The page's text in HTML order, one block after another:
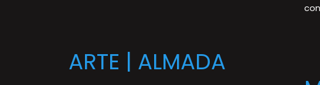
ARTE | ALMADA